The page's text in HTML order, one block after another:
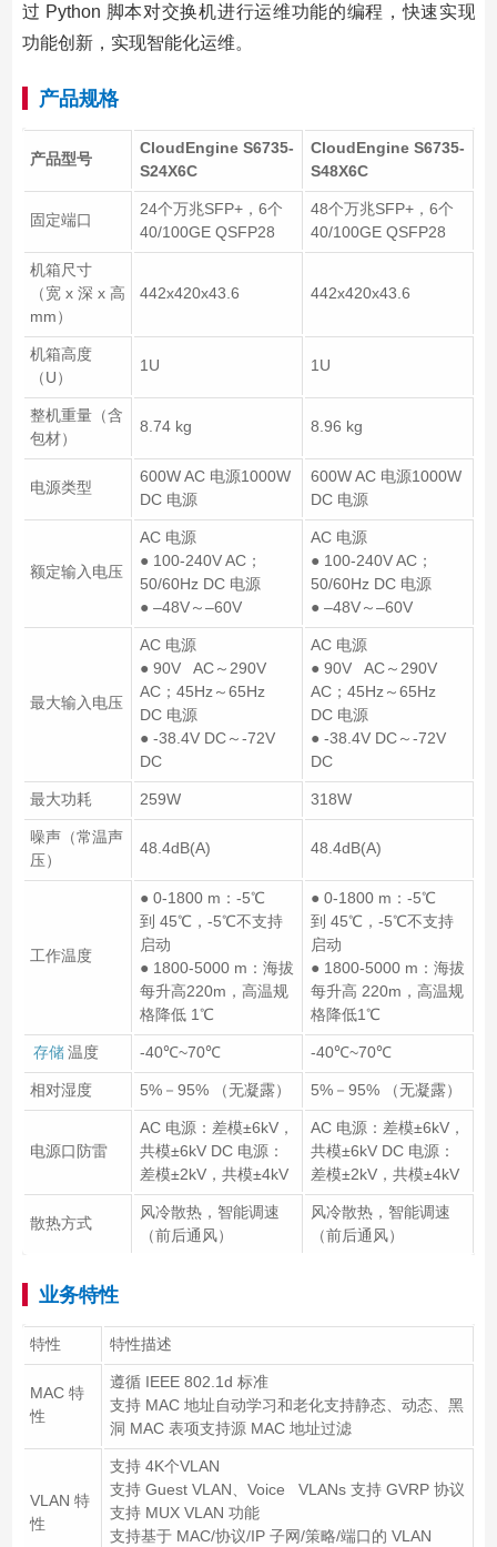
过 Python 脚本对交换机进行运维功能的编程，快速实现
功能创新，实现智能化运维。
产品规格
产品型号
CloudEngine S6735-
S24X6C
CloudEngine S6735-
S48X6C
固定端口
24个万兆SFP+，6个
40/100GE QSFP28
48个万兆SFP+，6个
40/100GE QSFP28
机箱尺寸
（宽 x 深 x 高
mm）
442x420x43.6 442x420x43.6
机箱高度
（U）
1U 1U
整机重量（含
包材）
8.74 kg 8.96 kg
电源类型
600W AC 电源1000W
DC 电源
600W AC 电源1000W
DC 电源
额定输入电压
AC 电源
● 100-240V AC；
50/60Hz DC 电源
● –48V～–60V
AC 电源
● 100-240V AC；
50/60Hz DC 电源
● –48V～–60V
最大输入电压
AC 电源
● 90V AC～290V
AC；45Hz～65Hz
DC 电源
● -38.4V DC～-72V
DC
AC 电源
● 90V AC～290V
AC；45Hz～65Hz
DC 电源
● -38.4V DC～-72V
DC
最大功耗 259W 318W
噪声（常温声
压）
48.4dB(A) 48.4dB(A)
工作温度
● 0-1800 m：-5℃
到 45℃，-5℃不支持
启动
● 1800-5000 m：海拔
每升高220m，高温规
格降低 1℃
● 0-1800 m：-5℃
到 45℃，-5℃不支持
启动
● 1800-5000 m：海拔
每升高 220m，高温规
格降低1℃
存储 温度 -40℃~70℃ -40℃~70℃
相对湿度 5%－95% （无凝露） 5%－95% （无凝露）
电源口防雷
AC 电源：差模±6kV，
共模±6kV DC 电源：
差模±2kV，共模±4kV
AC 电源：差模±6kV，
共模±6kV DC 电源：
差模±2kV，共模±4kV
散热方式
风冷散热，智能调速
（前后通风）
风冷散热，智能调速
（前后通风）
业务特性
特性 特性描述
MAC 特
性
遵循 IEEE 802.1d 标准
支持 MAC 地址自动学习和老化支持静态、动态、黑
洞 MAC 表项支持源 MAC 地址过滤
VLAN 特
性
支持 4K个VLAN
支持 Guest VLAN、Voice VLANs 支持 GVRP 协议
支持 MUX VLAN 功能
支持基于 MAC/协议/IP 子网/策略/端口的 VLAN